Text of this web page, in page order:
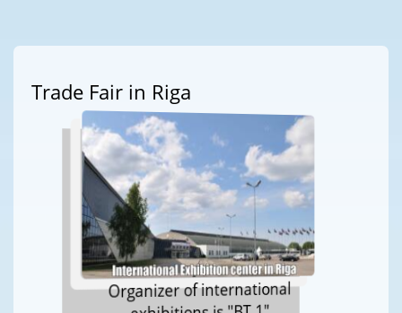
Trade Fair in Riga
Organizer of international